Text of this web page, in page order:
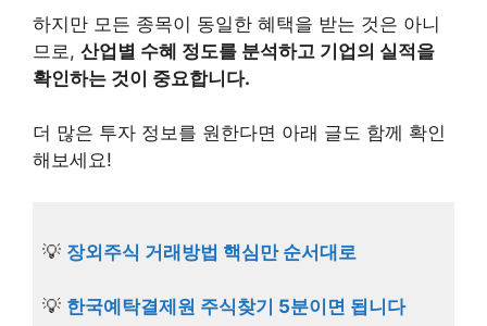
하지만 모든 종목이 동일한 혜택을 받는 것은 아니
므로, 산업별 수혜 정도를 분석하고 기업의 실적을
확인하는 것이 중요합니다.
더 많은 투자 정보를 원한다면 아래 글도 함께 확인
해보세요!
💡 장외주식 거래방법 핵심만 순서대로
💡 한국예탁결제원 주식찾기 5분이면 됩니다